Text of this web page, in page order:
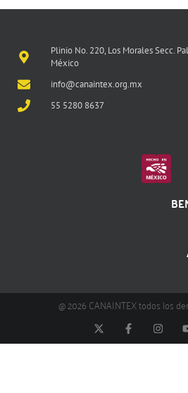
Plinio No. 220, Los Morales Secc.
México
info@canaintex.org.mx
55 5280 8637
@ 2026 CANAINTEX todos los